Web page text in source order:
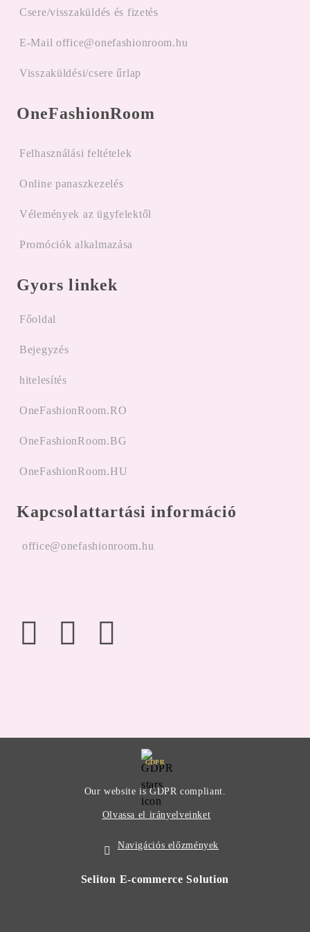
Csere/visszaküldés és fizetés
E-Mail office@onefashionroom.hu
Visszaküldési/csere űrlap
OneFashionRoom
Felhasználási feltételek
Online panaszkezelés
Vélemények az ügyfelektől
Promóciók alkalmazása
Gyors linkek
Főoldal
Bejegyzés
hitelesítés
OneFashionRoom.RO
OneFashionRoom.BG
OneFashionRoom.HU
Kapcsolattartási információ
office@onefashionroom.hu
GDPR
Our website is GDPR compliant.
Olvassa el irányelveinket
Navigációs előzmények
Seliton E-commerce Solution